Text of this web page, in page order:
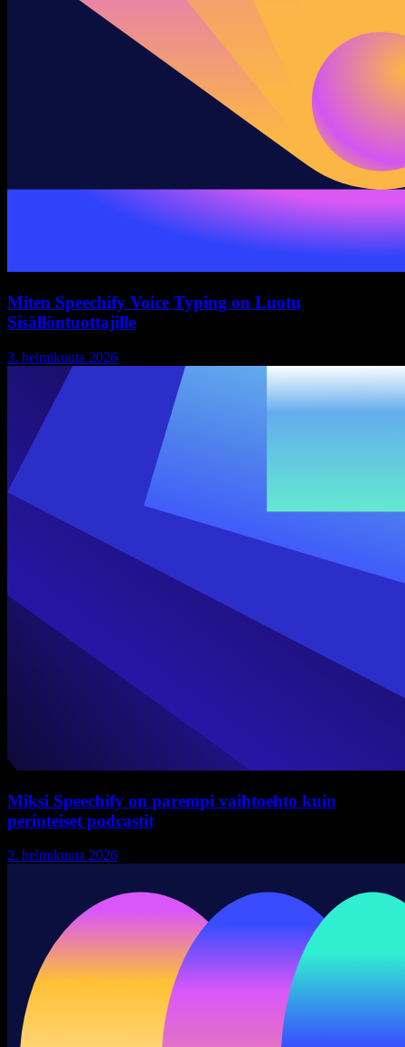
Miten Speechify Voice Typing on Luotu
Sisällöntuottajille
3. helmikuuta 2026
Miksi Speechify on parempi vaihtoehto kuin
perinteiset podcastit
2. helmikuuta 2026